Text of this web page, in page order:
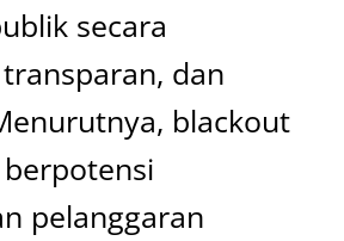
secara
dan
blackout
pelanggaran